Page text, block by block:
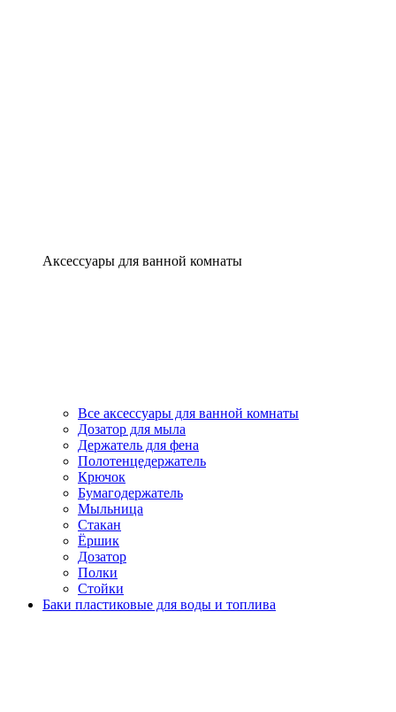
Аксессуары для ванной комнаты
Все аксессуары для ванной комнаты
Дозатор для мыла
Держатель для фена
Полотенцедержатель
Крючок
Бумагодержатель
Мыльница
Стакан
Ёршик
Дозатор
Полки
Стойки
Баки пластиковые для воды и топлива